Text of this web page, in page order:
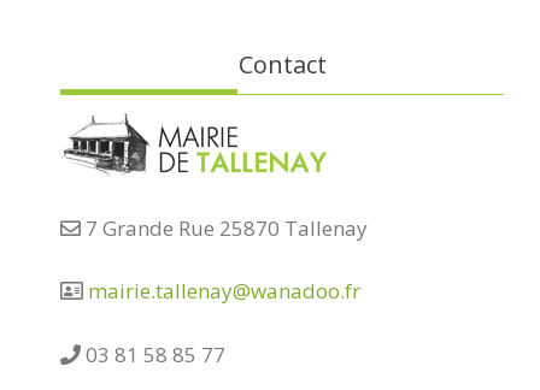
Contact
7 Grande Rue 25870 Tallenay
mairie.tallenay@wanadoo.fr
03 81 58 85 77